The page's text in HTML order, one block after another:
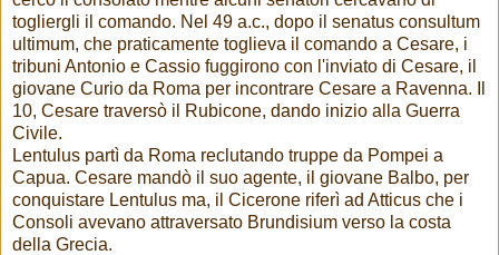
togliergli il comando. Nel 49 a.c., dopo il senatus consultum
ultimum, che praticamente toglieva il comando a Cesare, i
tribuni Antonio e Cassio fuggirono con l'inviato di Cesare, il
giovane Curio da Roma per incontrare Cesare a Ravenna. Il
10, Cesare traversò il Rubicone, dando inizio alla Guerra
Civile.
Lentulus partì da Roma reclutando truppe da Pompei a
Capua. Cesare mandò il suo agente, il giovane Balbo, per
conquistare Lentulus ma, il Cicerone riferì ad Atticus che i
Consoli avevano attraversato Brundisium verso la costa
della Grecia.